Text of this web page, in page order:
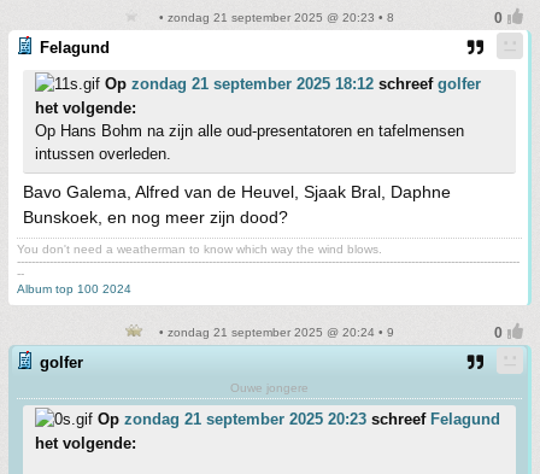
• zondag 21 september 2025 @ 20:23 • 8
Felagund
Op zondag 21 september 2025 18:12 schreef golfer
het volgende:
Op Hans Bohm na zijn alle oud-presentatoren en tafelmensen
intussen overleden.
Bavo Galema, Alfred van de Heuvel, Sjaak Bral, Daphne
Bunskoek, en nog meer zijn dood?
You don't need a weatherman to know which way the wind blows.
-------------------------------------------------------------------------------------------------------------------------------------------
--
Album top 100 2024
• zondag 21 september 2025 @ 20:24 • 9
golfer
Ouwe jongere
Op zondag 21 september 2025 20:23 schreef Felagund
het volgende: